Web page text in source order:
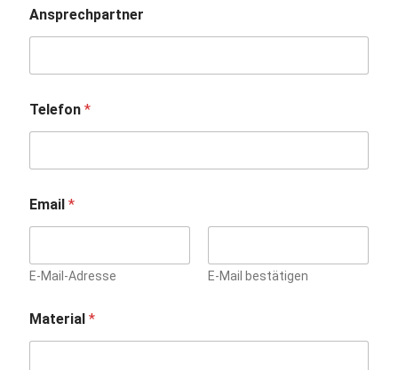
Ansprechpartner
Telefon *
Email *
E-Mail-Adresse E-Mail bestätigen
Material *